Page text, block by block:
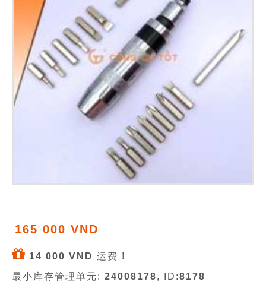
165 000 VND
14 000 VND 运费 !
最小库存管理单元: 24008178, ID:8178